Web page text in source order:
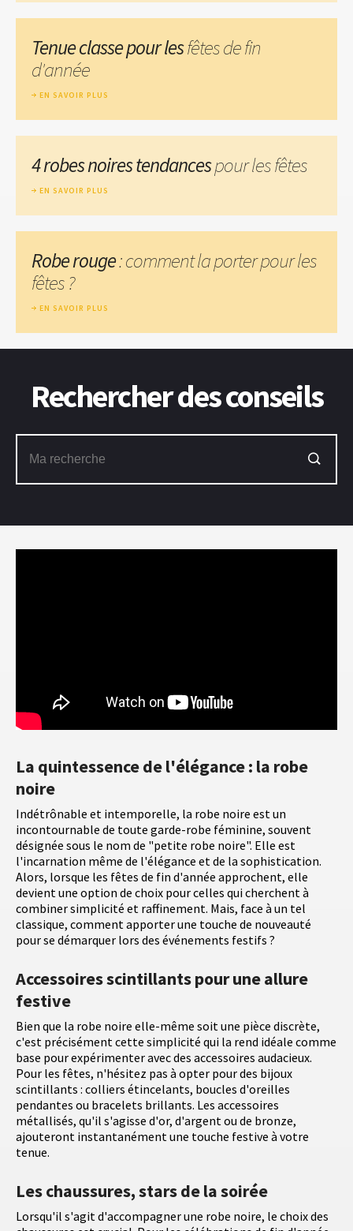
La quintessence de l'élégance : la robe
noire
Indétrônable et intemporelle, la robe noire est un
incontournable de toute garde-robe féminine, souvent
désignée sous le nom de "petite robe noire". Elle est
l'incarnation même de l'élégance et de la sophistication.
Alors, lorsque les fêtes de fin d'année approchent, elle
devient une option de choix pour celles qui cherchent à
combiner simplicité et raffinement. Mais, face à un tel
classique, comment apporter une touche de nouveauté
pour se démarquer lors des événements festifs ?
Accessoires scintillants pour une allure
festive
Bien que la robe noire elle-même soit une pièce discrète,
c'est précisément cette simplicité qui la rend idéale comme
base pour expérimenter avec des accessoires audacieux.
Pour les fêtes, n'hésitez pas à opter pour des bijoux
scintillants : colliers étincelants, boucles d'oreilles
pendantes ou bracelets brillants. Les accessoires
métallisés, qu'il s'agisse d'or, d'argent ou de bronze,
ajouteront instantanément une touche festive à votre
tenue.
Les chaussures, stars de la soirée
Lorsqu'il s'agit d'accompagner une robe noire, le choix des
Tenue classe pour lesfêtes de fin
d'année
EN SAVOIR PLUS
4 robes noires tendancespour les fêtes
EN SAVOIR PLUS
Robe rouge: comment la porter pour les
fêtes ?
EN SAVOIR PLUS
Rechercher des conseils